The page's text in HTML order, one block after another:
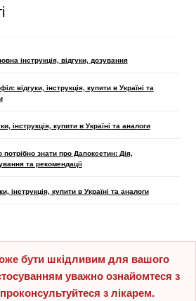
інструкція, відгуки, дозування
відгуки, інструкція, купити в Україні та
інструкція, купити в Україні та аналоги
знати про Дапоксетин: Дія,
та рекомендації
інструкція, купити в Україні та аналоги
бути шкідливим для вашого
уважно ознайомтеся з
з лікарем.